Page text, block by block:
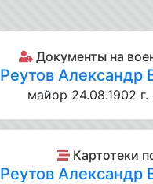
Документы на
Реутов Александр
майор 24.08.1902
Картотеки
Реутов Александр